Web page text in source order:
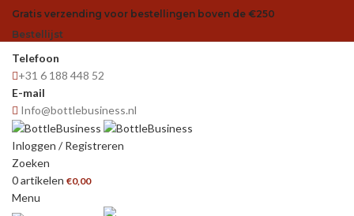
Gratis verzending voor bestellingen boven de €250
Bestellijst
Telefoon
+31 6 188 448 52
E-mail
Info@bottlebusiness.nl
Inloggen / Registreren
Zoeken
0artikelen €0,00
Menu